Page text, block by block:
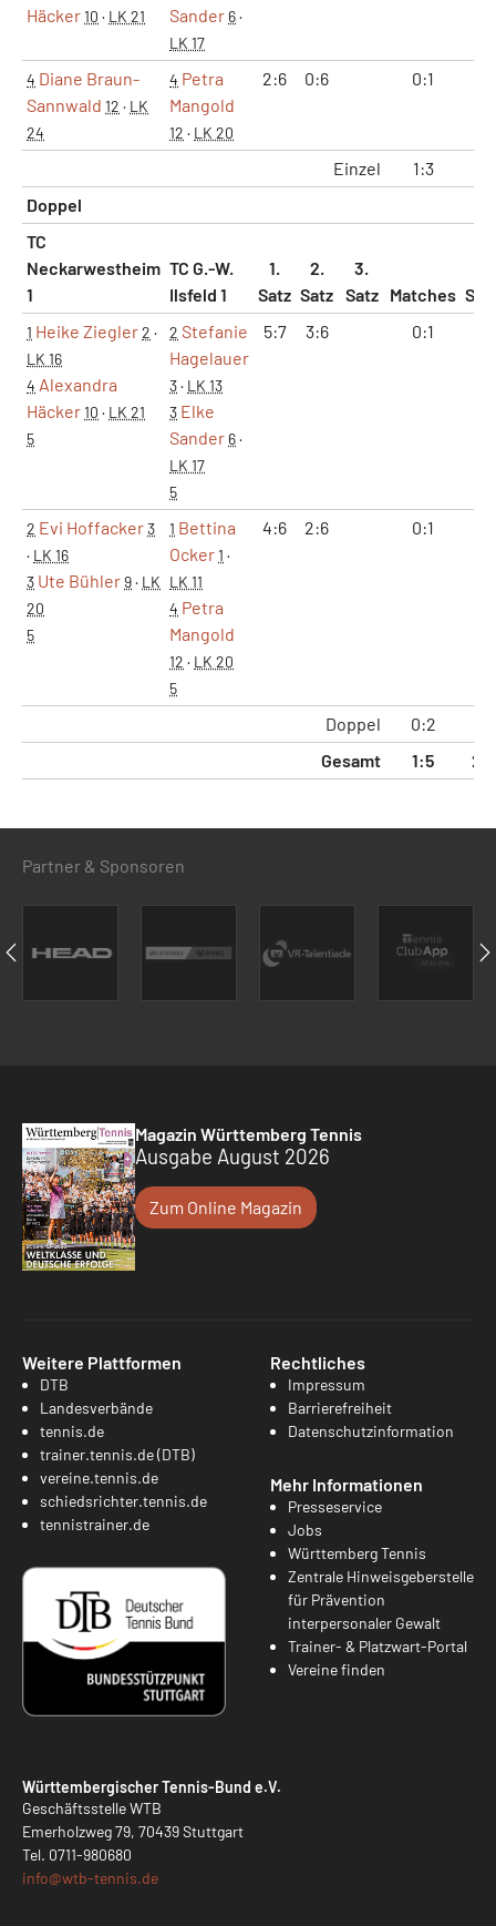
Häcker10 · LK 21
Sander 6·
LK 17
4 Diane Braun-
Sannwald 12 · LK
24
4 Petra
Mangold
12 · LK 20
2:6 0:6 0:1
Einzel 1:3
Doppel
TC
Neckarwestheim
1
TC G.-W.
Ilsfeld 1
1.
Satz
2.
Satz
3.
Satz
Matches
1 Heike Ziegler2 ·
LK 16
4 Alexandra
Häcker10 · LK 21
5
2 Stefanie
Hagelauer
3· LK 13
3 Elke
Sander 6·
LK 17
5
5:7 3:6 0:1
2 Evi Hoffacker3
· LK 16
3 Ute Bühler9· LK
20
5
1 Bettina
Ocker1 ·
LK 11
4 Petra
Mangold
12 · LK 20
5
4:6 2:6 0:1
Doppel 0:2
Gesamt
1:5
Partner & Sponsoren
Magazin Württemberg Tennis
Ausgabe August 2026
Zum Online Magazin
Weitere Plattformen
DTB
Landesverbände
tennis.de
trainer.tennis.de (DTB)
vereine.tennis.de
schiedsrichter.tennis.de
tennistrainer.de
Rechtliches
Impressum
Barrierefreiheit
Datenschutzinformation
Mehr Informationen
Presseservice
Jobs
Württemberg Tennis
Zentrale Hinweisgeberstelle
für Prävention
interpersonaler Gewalt
Trainer- & Platzwart-Portal
Vereine finden
Württembergischer Tennis-Bund e.V.
Geschäftsstelle WTB
Emerholzweg 79, 70439 Stuttgart
Tel. 0711-980680
info@wtb-tennis.de